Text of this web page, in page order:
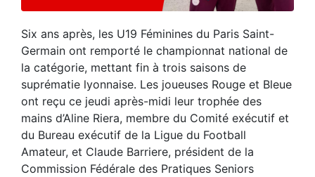
Six ans après, les U19 Féminines du Paris Saint-
Germain ont remporté le championnat national de
la catégorie, mettant fin à trois saisons de
suprématie lyonnaise. Les joueuses Rouge et Bleue
ont reçu ce jeudi après-midi leur trophée des
mains d’Aline Riera, membre du Comité exécutif et
du Bureau exécutif de la Ligue du Football
Amateur, et Claude Barriere, président de la
Commission Fédérale des Pratiques Seniors